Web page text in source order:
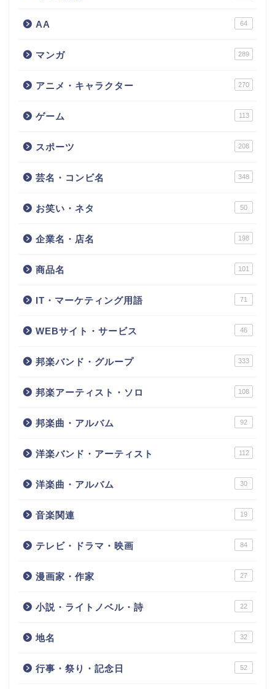
AA 64
マンガ 289
アニメ・キャラクター 270
ゲーム 113
スポーツ 208
芸名・コンビ名 348
お笑い・ネタ 50
企業名・店名 198
商品名 101
IT・マーケティング用語 71
WEBサイト・サービス 46
邦楽バンド・グループ 333
邦楽アーティスト・ソロ 108
邦楽曲・アルバム 92
洋楽バンド・アーティスト 112
洋楽曲・アルバム 30
音楽関連 19
テレビ・ドラマ・映画 84
漫画家・作家 27
小説・ライトノベル・詩 22
地名 32
行事・祭り・記念日 52